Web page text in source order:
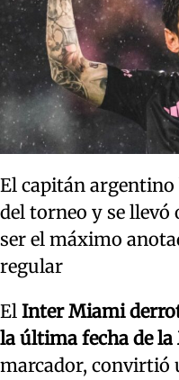
El capitán
del torneo y se
ser el máximo
regular
El Inter Miami
la última fecha de la
marcador, convirtió